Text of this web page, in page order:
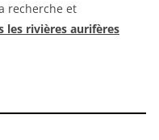
recherche et
les rivières aurifères